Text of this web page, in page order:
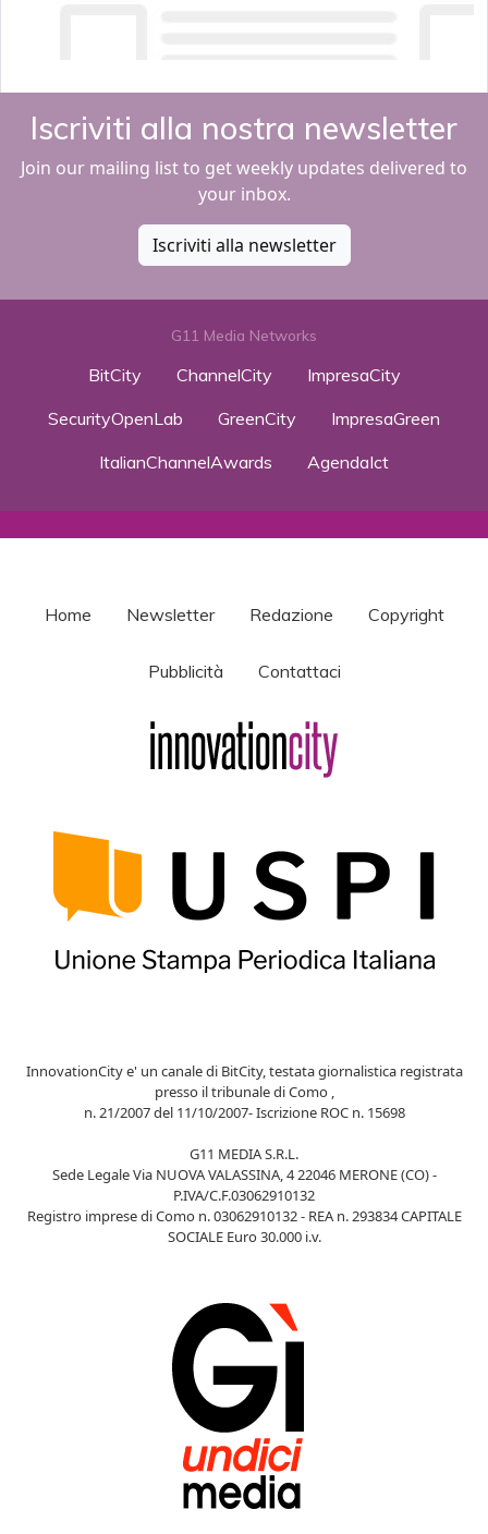
Iscriviti alla nostra newsletter
Join our mailing list to get weekly updates delivered to
your inbox.
Iscriviti alla newsletter
G11 Media Networks
BitCity ChannelCity
ImpresaCity
SecurityOpenLab
GreenCity
ImpresaGreen
ItalianChannelAwards
AgendaIct
Home Newsletter Redazione Copyright
Pubblicità Contattaci
InnovationCity e' un canale di BitCity, testata giornalistica registrata
presso il tribunale di Como ,
n. 21/2007 del 11/10/2007- Iscrizione ROC n. 15698
G11 MEDIA S.R.L.
Sede Legale Via NUOVA VALASSINA, 4 22046 MERONE (CO) -
P.IVA/C.F.03062910132
Registro imprese di Como n. 03062910132 - REA n. 293834 CAPITALE
SOCIALE Euro 30.000 i.v.